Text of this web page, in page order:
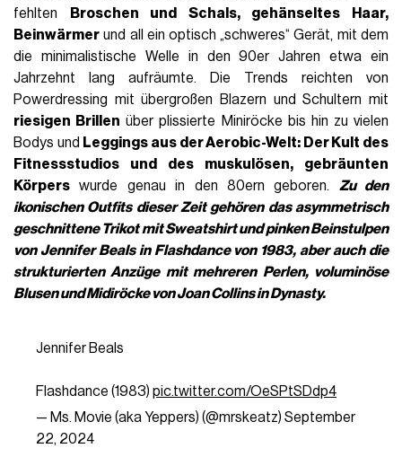
fehlten
Broschen und Schals, gehänseltes Haar,
Beinwärmer und all ein optisch „schweres“ Gerät, mit dem
die minimalistische Welle in den 90er Jahren etwa ein
Jahrzehnt lang aufräumte. Die Trends reichten von
Powerdressing mit übergroßen Blazern und Schultern mit
riesigen Brillen über plissierte Miniröcke bis hin zu vielen
Bodys und Leggings aus der Aerobic-Welt: Der Kult des
Fitnessstudios und des muskulösen, gebräunten
Körpers wurde genau in den 80ern geboren. Zu den
ikonischen Outfits dieser Zeit gehören das asymmetrisch
geschnittene Trikot mit Sweatshirt und pinken Beinstulpen
von Jennifer Beals in Flashdancevon 1983, aber auch die
strukturierten Anzüge mit mehreren Perlen, voluminöse
Blusen und Midiröcke von Joan Collins in Dynasty.
Jennifer Beals
Flashdance (1983) pic.twitter.com/OeSPtSDdp4
— Ms. Movie (aka Yeppers) (@mrskeatz) September
22, 2024